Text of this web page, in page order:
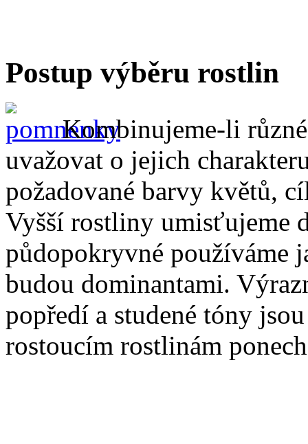
Postup výběru rostlin
Kombinujeme-li
uvažovat o jejich
požadované barvy květů,
Vyšší rostliny umisťujeme
půdopokryvné používáme
budou dominantami.
popředí a studené tóny
rostoucím rostlinám